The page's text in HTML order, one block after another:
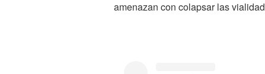
amenazan con colapsar las